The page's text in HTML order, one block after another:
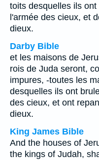
toits desquelles ils
l'armée des cieux, et
dieux.
Darby Bible
et les maisons de
rois de Juda seront,
impures, -toutes les
desquelles ils ont
des cieux, et ont
dieux.
King James Bible
And the houses of
the kings of Judah,